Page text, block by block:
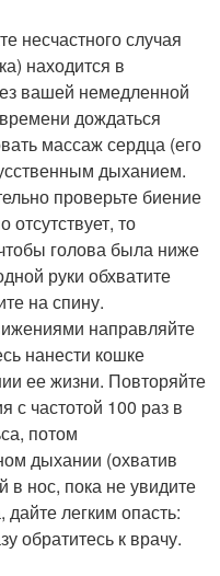
несчастного случая
находится в
вашей немедленной
дождаться
массаж сердца (его
дыханием.
проверьте биение
то
голова была ниже
руки обхватите
на спину.
направляйте
нанести кошке
ее жизни. Повторяйте
с частотой 100 раз в
потом
дыхании (охватив
в нос, пока не увидите
дайте легким опасть:
обратитесь к врачу.